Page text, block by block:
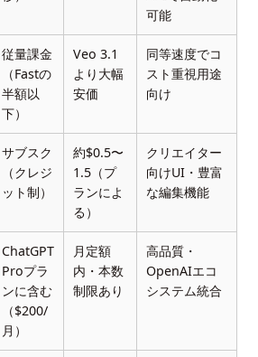
可能
従量課金
（Fastの
半額以
下）
Veo 3.1
より大幅
安価
同等速度でコ
スト重視用途
向け
サブスク
（クレジ
ット制）
約$0.5〜
1.5（プ
ランによ
る）
クリエイター
向けUI・豊富
な編集機能
ChatGPT
Proプラ
ンに含む
（$200/
月）
月定額
内・本数
制限あり
高品質・
OpenAIエコ
システム統合